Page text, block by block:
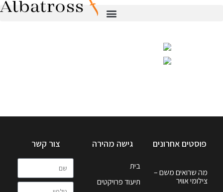
פוסטים אחרונים
מה שרואים משם –
צילומי אוויר
גישה מהירה
בית
תיעוד פרויקטים
צור קשר